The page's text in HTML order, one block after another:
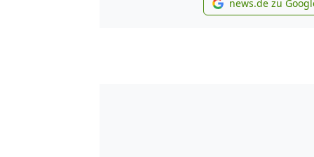
news.de zu